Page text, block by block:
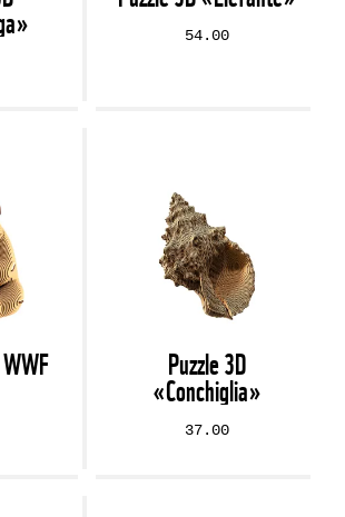
54.00
Puzzle 3D
«Conchiglia»
37.00